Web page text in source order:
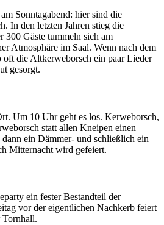
Sonntagabend: hier sind die
In den letzten Jahren stieg die
300 Gäste tummeln sich am
Atmosphäre im Saal. Wenn nach dem
die Altkerweborsch ein paar Lieder
gesorgt.
Um 10 Uhr geht es los. Kerweborsch,
statt allen Kneipen einen
ein Dämmer- und schließlich ein
Mitternacht wird gefeiert.
ein fester Bestandteil der
vor der eigentlichen Nachkerb feiert
Tornhall.